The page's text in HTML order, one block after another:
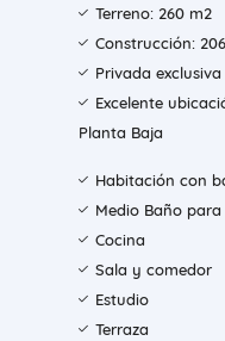
Terreno: 260 m2
Construcción:
Privada
Excelente
Planta Baja
Habitación con
Medio Baño
Cocina
Sala y comedor
Estudio
Terraza